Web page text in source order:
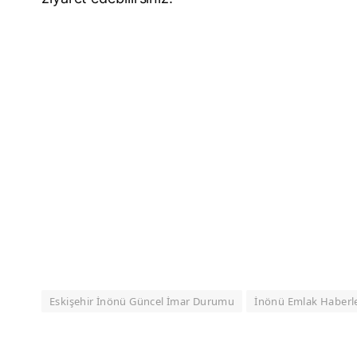
Eskişehir İnönü Güncel İmar Durumu İnönü Emlak